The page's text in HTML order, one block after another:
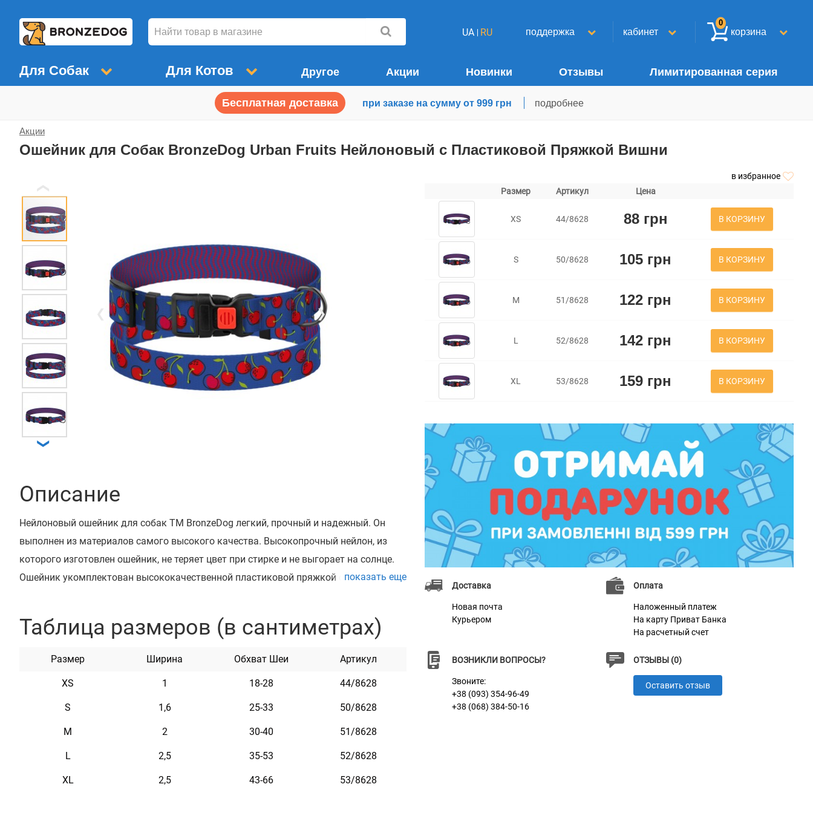
UA RU поддержка кабинет корзина
0
Для Собак Для Котов Другое Акции Новинки Отзывы Лимитированная серия
Бесплатная доставка при заказе на сумму от 999 грн подробнее
Акции
Ошейник для Собак BronzeDog Urban Fruits Нейлоновый с Пластиковой Пряжкой Вишни
в избранное
❯
❯
Описание
Нейлоновый ошейник для собак ТМ BronzeDog легкий, прочный и надежный. Он
выполнен из материалов самого высокого качества. Высокопрочный нейлон, из
которого изготовлен ошейник, не теряет цвет при стирке и не выгорает на солнце.
Ошейник укомплектован высококачественной пластиковой пряжкой с замком,
Характеристики
показать еще
Таблица размеров (в сантиметрах)
Размер Ширина Обхват Шеи Артикул
XS 1 18-28 44/8628
S 1,6 25-33 50/8628
M 2 30-40 51/8628
L 2,5 35-53 52/8628
XL 2,5 43-66 53/8628
Размер Артикул Цена
XS 44/8628 88 грн В КОРЗИНУ
S 50/8628 105 грн В КОРЗИНУ
M 51/8628 122 грн В КОРЗИНУ
L 52/8628 142 грн В КОРЗИНУ
XL 53/8628 159 грн В КОРЗИНУ
Доставка
Новая почта
Курьером
Оплата
Наложенный платеж
На карту Приват Банка
На расчетный счет
ВОЗНИКЛИ ВОПРОСЫ?
Звоните:
+38 (093) 354-96-49
+38 (068) 384-50-16
ОТЗЫВЫ (0)
Оставить отзыв